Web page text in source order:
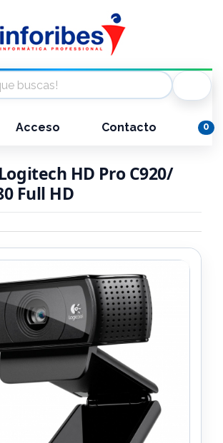
Acceso Contacto 0
HD Pro C920/
Full HD